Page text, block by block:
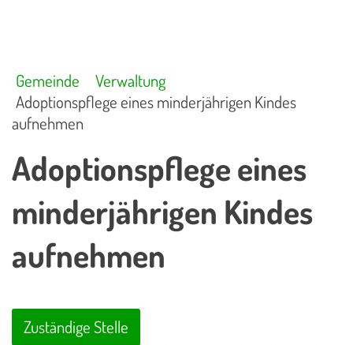
Gemeinde
Verwaltung
Adoptionspflege eines minderjährigen Kindes
aufnehmen
Adoptionspflege eines
minderjährigen Kindes
aufnehmen
Zuständige Stelle